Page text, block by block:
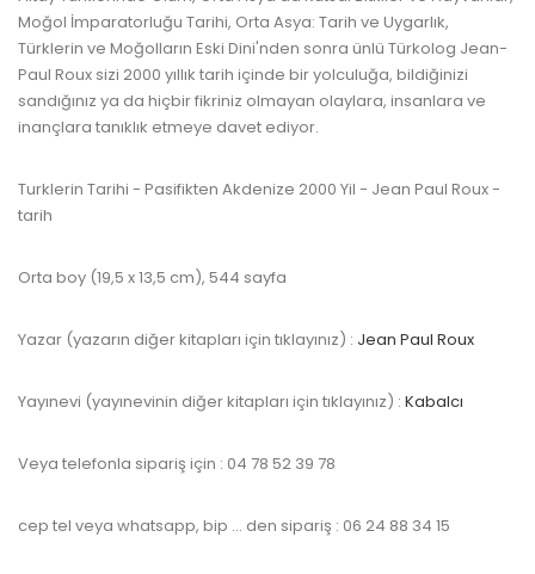
Moğol İmparatorluğu Tarihi, Orta Asya: Tarih ve Uygarlık,
Türklerin ve Moğolların Eski Dini'nden sonra ünlü Türkolog Jean-
Paul Roux sizi 2000 yıllık tarih içinde bir yolculuğa, bildiğinizi
sandığınız ya da hiçbir fikriniz olmayan olaylara, insanlara ve
inançlara tanıklık etmeye davet ediyor.
Turklerin Tarihi - Pasifikten Akdenize 2000 Yil - Jean Paul Roux -
tarih
Orta boy (19,5 x 13,5 cm), 544 sayfa
Yazar (yazarın diğer kitapları için tıklayınız) : Jean Paul Roux
Yayınevi (yayınevinin diğer kitapları için tıklayınız) : Kabalcı
Veya telefonla sipariş için : 04 78 52 39 78
cep tel veya whatsapp, bip … den sipariş : 06 24 88 34 15